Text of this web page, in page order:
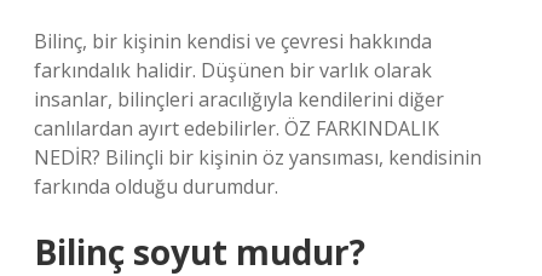
Bilinç, bir kişinin kendisi ve çevresi hakkında
farkındalık halidir. Düşünen bir varlık olarak
insanlar, bilinçleri aracılığıyla kendilerini diğer
canlılardan ayırt edebilirler. ÖZ FARKINDALIK
NEDİR? Bilinçli bir kişinin öz yansıması, kendisinin
farkında olduğu durumdur.
Bilinç soyut mudur?